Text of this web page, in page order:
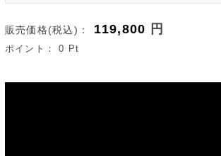
販売価格(税込)： 119,800 円
ポイント：0 Pt